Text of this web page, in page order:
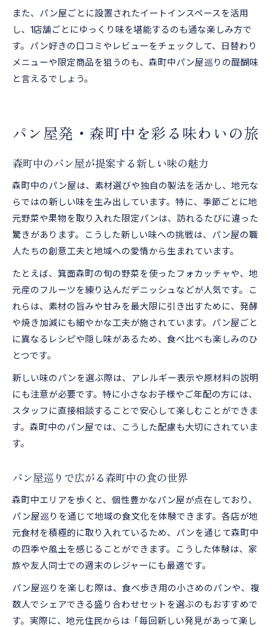
また、パン屋ごとに設置されたイートインスペースを活用
し、1店舗ごとにゆっくり味を堪能するのも通な楽しみ方で
す。パン好きの口コミやレビューをチェックして、日替わり
メニューや限定商品を狙うのも、森町中パン屋巡りの醍醐味
と言えるでしょう。
パン屋発・森町中を彩る味わいの旅
森町中のパン屋が提案する新しい味の魅力
森町中のパン屋は、素材選びや独自の製法を活かし、地元な
らではの新しい味を生み出しています。特に、季節ごとに地
元野菜や果物を取り入れた限定パンは、訪れるたびに違った
驚きがあります。こうした新しい味への挑戦は、パン屋の職
人たちの創意工夫と地域への愛情から生まれています。
たとえば、箕面森町の旬の野菜を使ったフォカッチャや、地
元産のフルーツを練り込んだデニッシュなどが人気です。こ
れらは、素材の旨みや甘みを最大限に引き出すために、発酵
や焼き加減にも細やかな工夫が施されています。パン屋ごと
に異なるレシピや隠し味があるため、食べ比べも楽しみのひ
とつです。
新しい味のパンを選ぶ際は、アレルギー表示や原材料の説明
にも注意が必要です。特に小さなお子様やご年配の方には、
スタッフに直接相談することで安心して楽しむことができま
す。森町中のパン屋では、こうした配慮も大切にされていま
す。
パン屋巡りで広がる森町中の食の世界
森町中エリアを歩くと、個性豊かなパン屋が点在しており、
パン屋巡りを通じて地域の食文化を体験できます。各店が地
元食材を積極的に取り入れているため、パンを通じて森町中
の四季や風土を感じることができます。こうした体験は、家
族や友人同士での週末のレジャーにも最適です。
パン屋巡りを楽しむ際は、食べ歩き用の小さめのパンや、複
数人でシェアできる盛り合わせセットを選ぶのもおすすめで
す。実際に、地元住民からは「毎回新しい発見があって楽し